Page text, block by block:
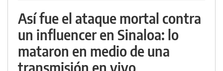
Así fue el ataque mortal contra
un influencer en Sinaloa: lo
mataron en medio de una
transmisión en vivo